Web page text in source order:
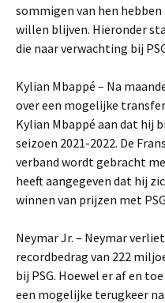
sommigen van hen
willen blijven. Hieronder
die naar verwachting bij
Kylian Mbappé – Na
over een mogelijke
Kylian Mbappé aan dat hij
seizoen 2021-2022. De
verband wordt gebracht
heeft aangegeven dat hij
winnen van prijzen met
Neymar Jr. – Neymar
recordbedrag van 222
bij PSG. Hoewel er af en
een mogelijke terugkeer